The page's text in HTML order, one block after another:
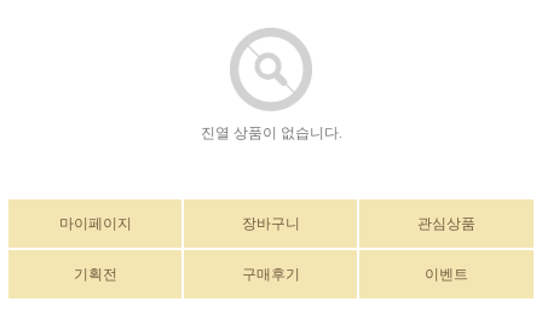
진열 상품이 없습니다.
마이페이지 장바구니 관심상품
기획전 구매후기 이벤트